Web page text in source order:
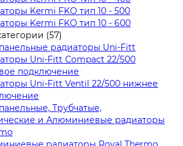
Kermi FKO тип 10 - 500
Kermi FKO тип 10 - 600
(57)
радиаторы Uni-Fitt
Uni-Fitt Compact 22/500
подключение
Uni-Fitt Ventil 22/500 нижнее
Трубчатые,
и Алюминиевые радиаторы